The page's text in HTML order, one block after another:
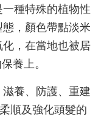
種特殊的植物性
，顏色帶點淡米
，在當地也被居
養上。
養、防護、重建
順及強化頭髮的